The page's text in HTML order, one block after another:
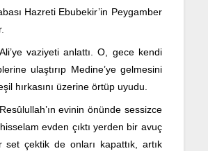
Hazreti Ebubekir’in Peygamber
vaziyeti anlattı. O, gece kendi
ulaştırıp Medine’ye gelmesini
hırkasını üzerine örtüp uyudu.
evinin önünde sessizce
evden çıktı yerden bir avuç
çektik de onları kapattık, artık